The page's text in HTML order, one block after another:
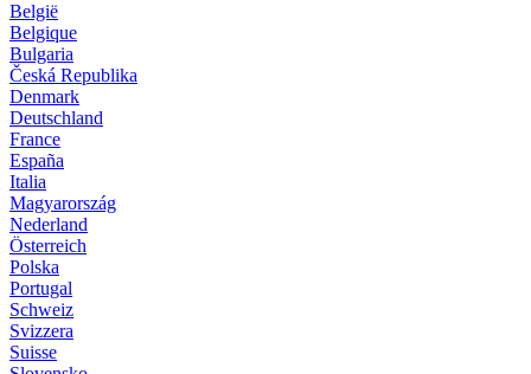
België
Belgique
Bulgaria
Česká Republika
Denmark
Deutschland
France
España
Italia
Magyarország
Nederland
Österreich
Polska
Portugal
Schweiz
Svizzera
Suisse